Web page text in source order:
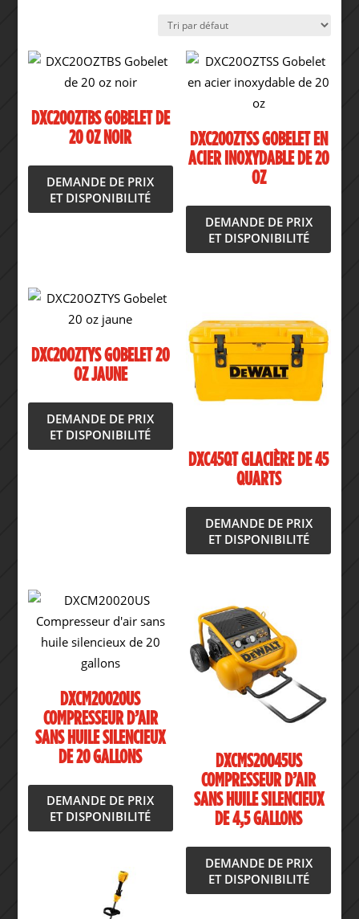
DXC20OZTBS GOBELET DE
20 OZ NOIR
DEMANDE DE PRIX
ET DISPONIBILITÉ
DXC20OZTSS GOBELET EN
ACIER INOXYDABLE DE 20
OZ
DEMANDE DE PRIX
ET DISPONIBILITÉ
DXC20OZTYS GOBELET 20
OZ JAUNE
DEMANDE DE PRIX
ET DISPONIBILITÉ
DXC45QT GLACIÈRE DE 45
QUARTS
DEMANDE DE PRIX
ET DISPONIBILITÉ
DXCM20020US
COMPRESSEUR D’AIR
SANS HUILE SILENCIEUX
DE 20 GALLONS
DEMANDE DE PRIX
ET DISPONIBILITÉ
DXCMS20045US
COMPRESSEUR D’AIR
SANS HUILE SILENCIEUX
DE 4,5 GALLONS
DEMANDE DE PRIX
ET DISPONIBILITÉ